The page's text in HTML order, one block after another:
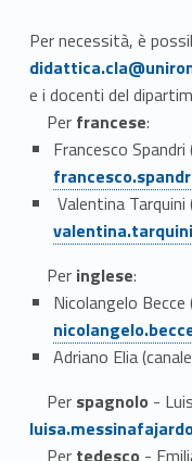
Per necessità, è
e i docenti del
Per francese:
Francesco Spandri
Valentina Tarquini
Per inglese:
Nicolangelo Becce
Adriano Elia
Per spagnolo -
Per tedesco -